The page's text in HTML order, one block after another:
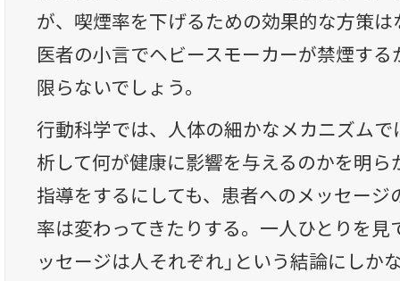
が、喫煙率を下げるための効果的な方策
医者の小言でヘビースモーカーが禁煙す
限らないでしょう。
行動科学では、人体の細かなメカニズム
析して何が健康に影響を与えるのかを明ら
指導をするにしても、患者へのメッセージ
率は変わってきたりする。一人ひとりを見
ッセージは人それぞれ」という結論にしか